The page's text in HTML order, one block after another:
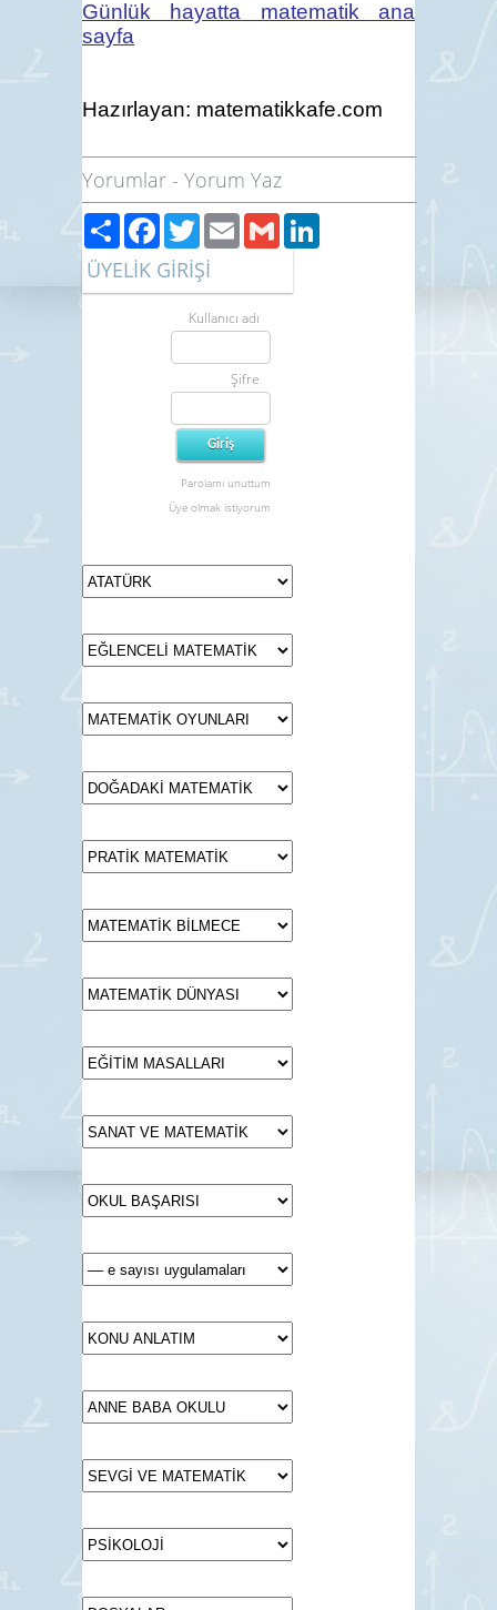
Günlük hayatta matematik ana
sayfa
Hazırlayan: matematikkafe.com
Yorumlar - Yorum Yaz
PaylaşFacebook
TwitterEmailGmail
ÜYELİK GİRİŞİ
Kullanıcı adı
Şifre
Parolamı unuttum
Üye olmak istiyorum